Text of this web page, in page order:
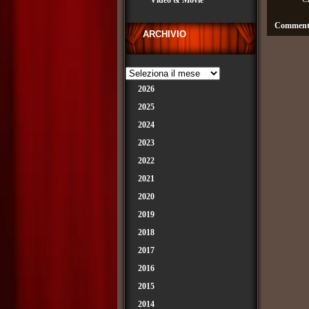
ARCHIVIO
2026
2025
2024
2023
2022
2021
2020
2019
2018
2017
2016
2015
2014